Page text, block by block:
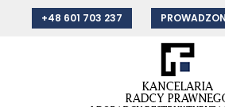
+48 601 703 237